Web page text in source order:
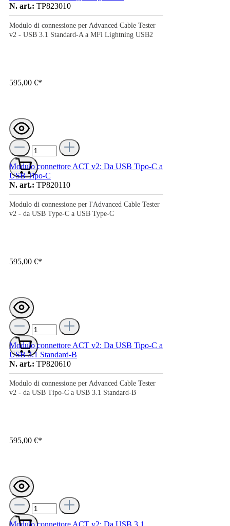
N. art.: TP823010
Modulo di connessione per Advanced Cable Tester
v2 - USB 3.1 Standard-A a MFi Lightning USB2
595,00 €*
Modulo connettore ACT v2: Da USB Tipo-C a
USB Tipo-C
N. art.: TP820110
Modulo di connessione per l'Advanced Cable Tester
v2 - da USB Type-C a USB Type-C
595,00 €*
Modulo connettore ACT v2: Da USB Tipo-C a
USB 3.1 Standard-B
N. art.: TP820610
Modulo di connessione per Advanced Cable Tester
v2 - da USB Tipo-C a USB 3.1 Standard-B
595,00 €*
Modulo connettore ACT v2: Da USB 3.1